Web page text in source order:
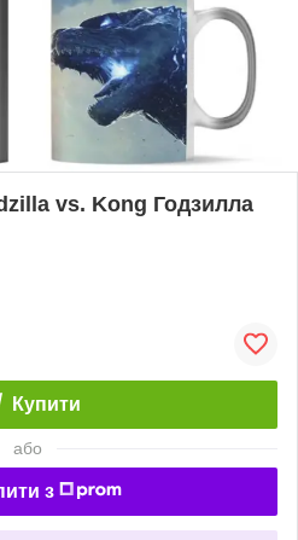
vs. Kong Годзилла
Купити
або
з